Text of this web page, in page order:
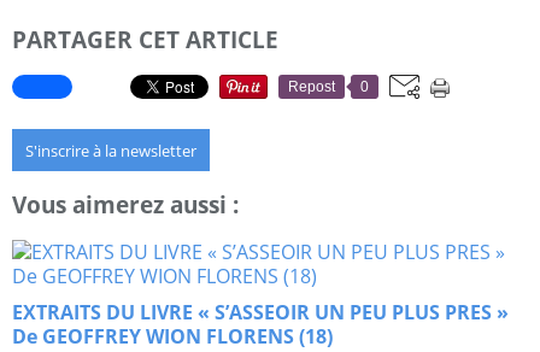
PARTAGER CET ARTICLE
Repost 0
S'inscrire à la newsletter
Vous aimerez aussi :
EXTRAITS DU LIVRE « S’ASSEOIR UN PEU PLUS PRES »
De GEOFFREY WION FLORENS (18)